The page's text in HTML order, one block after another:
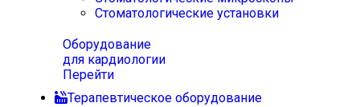
Стоматологические установки
Оборудование
для кардиологии
Перейти
Терапевтическое оборудование